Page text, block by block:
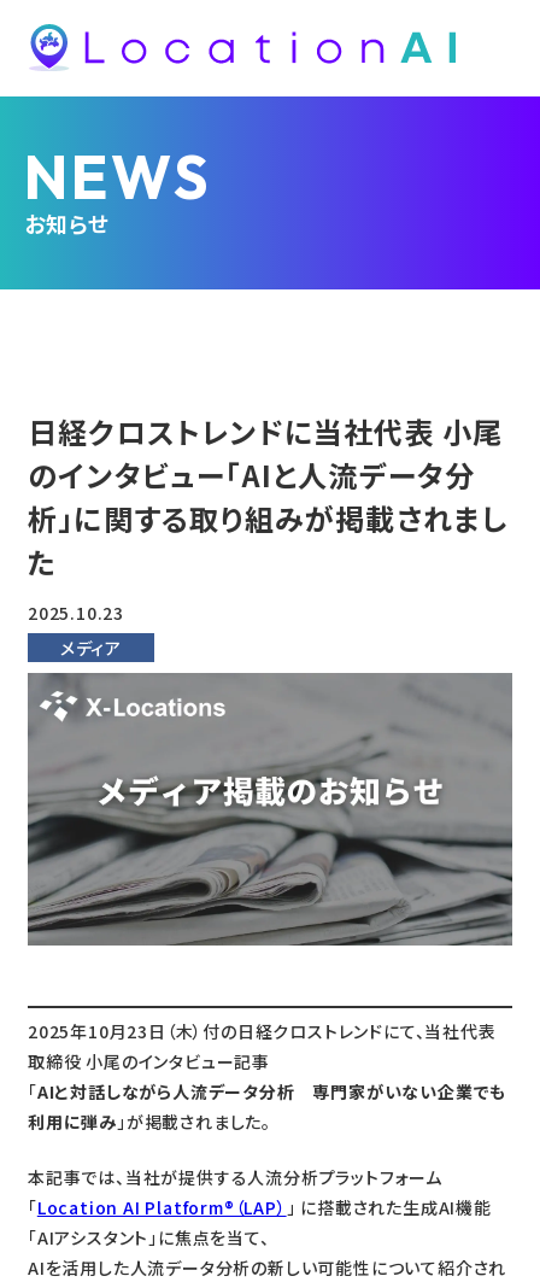
NEWS
お知らせ
日経クロストレンドに当社代表 小尾
のインタビュー「AIと人流データ分
析」に関する取り組みが掲載されまし
た
2025.10.23
メディア
2025年10月23日（木）付の日経クロストレンドにて、当社代表
取締役 小尾のインタビュー記事
「AIと対話しながら人流データ分析 専門家がいない企業でも
利用に弾み」が掲載されました。
本記事では、当社が提供する人流分析プラットフォーム
「Location AI Platform®（LAP） 」 に搭載された生成AI機能
「AIアシスタント」に焦点を当て、
AIを活用した人流データ分析の新しい可能性について紹介され